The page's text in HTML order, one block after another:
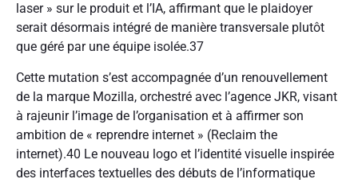
laser » sur le produit et l’IA, affirmant que le plaidoyer
serait désormais intégré de manière transversale plutôt
que géré par une équipe isolée.37
Cette mutation s’est accompagnée d’un renouvellement
de la marque Mozilla, orchestré avec l’agence JKR, visant
à rajeunir l’image de l’organisation et à affirmer son
ambition de « reprendre internet » (Reclaim the
internet).40 Le nouveau logo et l’identité visuelle inspirée
des interfaces textuelles des débuts de l’informatique